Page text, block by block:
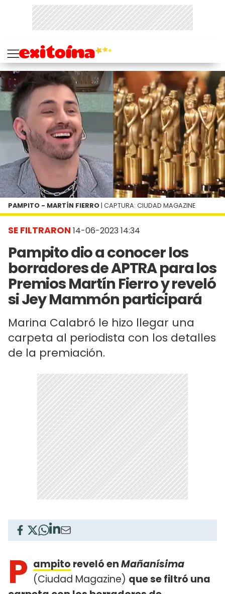
SE FILTRARON 14-06-2023 14:34
Pampito dio a conocer los
borradores de APTRA para los
Premios Martín Fierro y reveló
si Jey Mammón participará
Marina Calabró le hizo llegar una
carpeta al periodista con los detalles
de la premiación.
PAMPITO - MARTÍN FIERRO | CAPTURA: CIUDAD MAGAZINE
P ampito reveló enMañanísima
(Ciudad Magazine) que se filtró una